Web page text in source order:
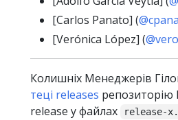
[Carlos Panato] (
[Verónica López] (
Колишніх Менеджерів
теці releases
release у файлах
release-